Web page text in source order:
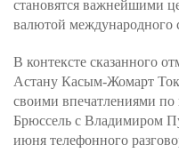
становятся важнейшими
валютой международного
В контексте сказанного
Астану Касым-Жомарт
своими впечатлениями по
Брюссель с Владимиром
июня телефонного